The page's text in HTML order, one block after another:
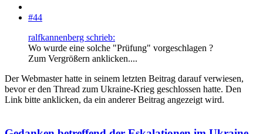
#44
ralfkannenberg schrieb:
Wo wurde eine solche "Prüfung" vorgeschlagen ?
Zum Vergrößern anklicken....
Der Webmaster hatte in seinem letzten Beitrag darauf verwiesen,
bevor er den Thread zum Ukraine-Krieg geschlossen hatte. Den
Link bitte anklicken, da ein anderer Beitrag angezeigt wird.